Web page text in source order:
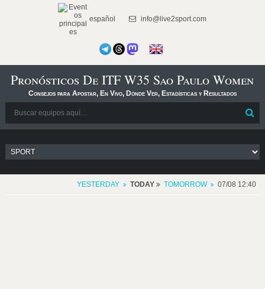
español info@live2sport.com
Pronósticos De ITF W35 Sao Paulo Women
Consejos para Apostar, En Vivo, Dónde Ver, Estadísticas y Resultados
YESTERDAY TODAY TOMORROW 07/08 12:40